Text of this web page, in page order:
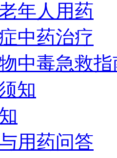
年人用药
中药治疗
中毒急救指
知
用药问答